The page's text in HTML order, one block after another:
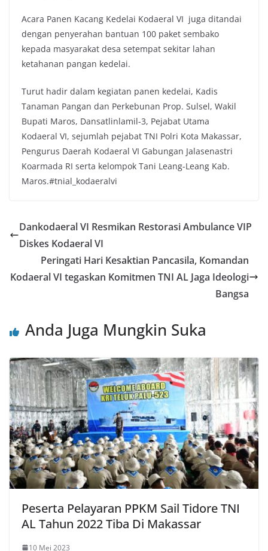
Acara Panen Kacang Kedelai Kodaeral VI juga ditandai
dengan penyerahan bantuan 100 paket sembako
kepada masyarakat desa setempat sekitar lahan
ketahanan pangan kedelai.
Turut hadir dalam kegiatan panen kedelai, Kadis
Tanaman Pangan dan Perkebunan Prop. Sulsel, Wakil
Bupati Maros, Dansatlinlamil-3, Pejabat Utama
Kodaeral VI, sejumlah pejabat TNI Polri Kota Makassar,
Pengurus Daerah Kodaeral VI Gabungan Jalasenastri
Koarmada RI serta kelompok Tani Leang-Leang Kab.
Maros.#tnial_kodaeralvi
Dankodaeral VI Resmikan Restorasi Ambulance VIP
Diskes Kodaeral VI
Peringati Hari Kesaktian Pancasila, Komandan
Kodaeral VI tegaskan Komitmen TNI AL Jaga Ideologi
Bangsa
Anda Juga Mungkin Suka
Peserta Pelayaran PPKM Sail Tidore TNI
AL Tahun 2022 Tiba Di Makassar
10 Mei 2023